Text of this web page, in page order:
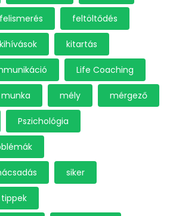
felismerés feltöltődés
kihívások kitartás
Life Coaching
munka mély mérgező
Pszichológia
siker
tippek